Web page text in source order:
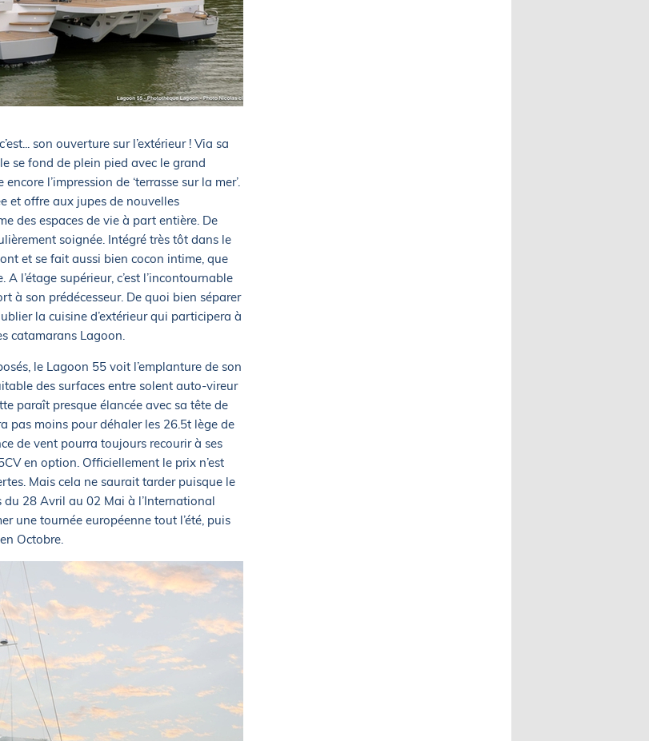
son ouverture sur l’extérieur ! Via sa
se fond de plein pied avec le grand
l’impression de ‘terrasse sur la mer’.
et offre aux jupes de nouvelles
des espaces de vie à part entière. De
soignée. Intégré très tôt dans le
et se fait aussi bien cocon intime, que
l’étage supérieur, c’est l’incontournable
à son prédécesseur. De quoi bien séparer
la cuisine d’extérieur qui participera à
catamarans Lagoon.
le Lagoon 55 voit l’emplanture de son
des surfaces entre solent auto-vireur
paraît presque élancée avec sa tête de
pas moins pour déhaler les 26.5t lège de
de vent pourra toujours recourir à ses
en option. Officiellement le prix n’est
Mais cela ne saurait tarder puisque le
28 Avril au 02 Mai à l’International
une tournée européenne tout l’été, puis
Octobre.